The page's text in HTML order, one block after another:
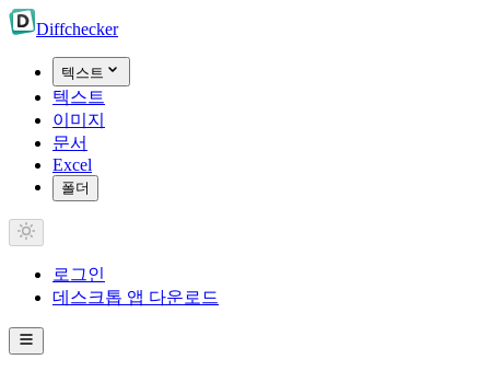
Diffchecker
텍스트
텍스트
이미지
문서
Excel
폴더
로그인
데스크톱 앱 다운로드